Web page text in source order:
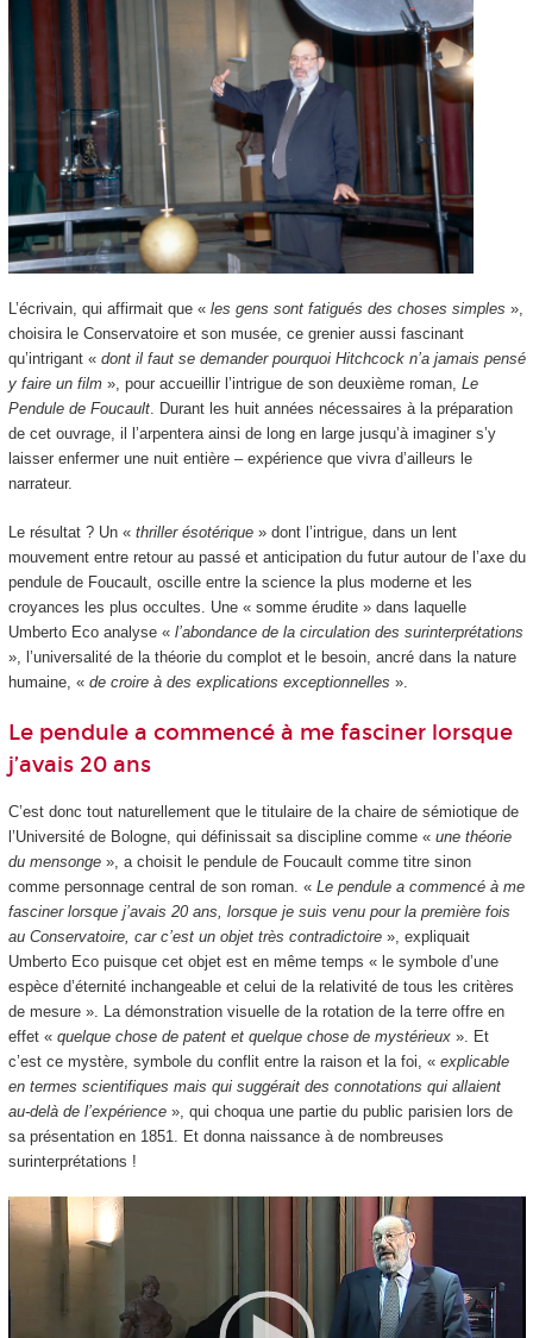
L’écrivain, qui affirmait que « les gens sont fatigués des choses simples »,
choisira le Conservatoire et son musée, ce grenier aussi fascinant
qu’intrigant « dont il faut se demander pourquoi Hitchcock n’a jamais pensé
y faire un film», pour accueillir l’intrigue de son deuxième roman, Le
Pendule de Foucault. Durant les huit années nécessaires à la préparation
de cet ouvrage, il l’arpentera ainsi de long en large jusqu’à imaginer s’y
laisser enfermer une nuit entière – expérience que vivra d’ailleurs le
narrateur.
Le résultat ? Un « thriller ésotérique» dont l’intrigue, dans un lent
mouvement entre retour au passé et anticipation du futur autour de l’axe du
pendule de Foucault, oscille entre la science la plus moderne et les
croyances les plus occultes. Une « somme érudite » dans laquelle
Umberto Eco analyse « l’abondance de la circulation des surinterprétations
», l’universalité de la théorie du complot et le besoin, ancré dans la nature
humaine, « de croire à des explications exceptionnelles ».
Le pendule a commencé à me fasciner lorsque
j’avais 20 ans
C’est donc tout naturellement que le titulaire de la chaire de sémiotique de
l’Université de Bologne, qui définissait sa discipline comme « une théorie
du mensonge», a choisit le pendule de Foucault comme titre sinon
comme personnage central de son roman. « Le pendule a commencé à me
fasciner lorsque j’avais 20 ans, lorsque je suis venu pour la première fois
au Conservatoire, car c’est un objet très contradictoire», expliquait
Umberto Eco puisque cet objet est en même temps « le symbole d’une
espèce d’éternité inchangeable et celui de la relativité de tous les critères
de mesure ». La démonstration visuelle de la rotation de la terre offre en
effet « quelque chose de patent et quelque chose de mystérieux». Et
c’est ce mystère, symbole du conflit entre la raison et la foi, « explicable
en termes scientifiques mais qui suggérait des connotations qui allaient
au-delà de l’expérience», qui choqua une partie du public parisien lors de
sa présentation en 1851. Et donna naissance à de nombreuses
surinterprétations !